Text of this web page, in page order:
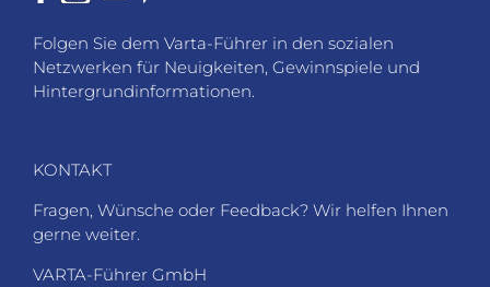
Folgen Sie dem Varta-Führer in den sozialen
Netzwerken für Neuigkeiten, Gewinnspiele und
Hintergrundinformationen.
KONTAKT
Fragen, Wünsche oder Feedback? Wir helfen Ihnen
gerne weiter.
VARTA-Führer GmbH